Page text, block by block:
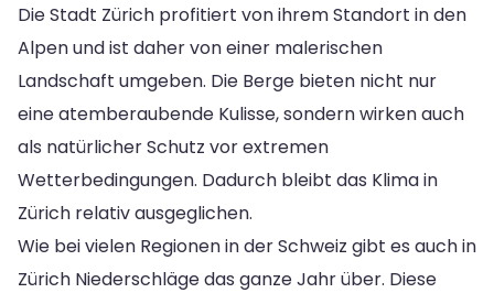
Die Stadt Zürich profitiert von ihrem Standort in den
Alpen und ist daher von einer malerischen
Landschaft umgeben. Die Berge bieten nicht nur
eine atemberaubende Kulisse, sondern wirken auch
als natürlicher Schutz vor extremen
Wetterbedingungen. Dadurch bleibt das Klima in
Zürich relativ ausgeglichen.
Wie bei vielen Regionen in der Schweiz gibt es auch in
Zürich Niederschläge das ganze Jahr über. Diese